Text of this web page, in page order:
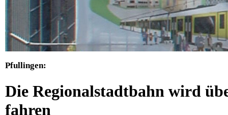
Pfullingen:
Die Regionalstadtbahn wird
fahren